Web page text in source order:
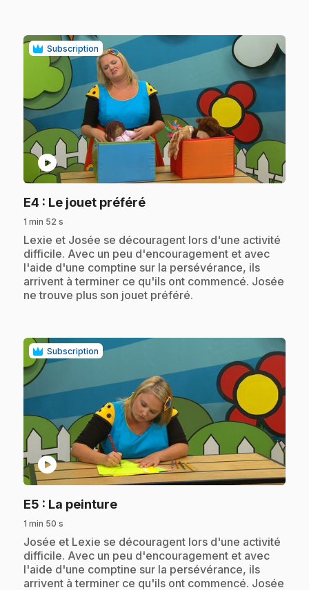
Subscription
play_circle
E4 : Le jouet préféré.
1 min 52 s
.Lexie et Josée se découragent lors d'une activité
difficile. Avec un peu d'encouragement et avec
l'aide d'une comptine sur la persévérance, ils
arrivent à terminer ce qu'ils ont commencé. Josée
ne trouve plus son jouet préféré.
Subscription
play_circle
E5 : La peinture.
1 min 50 s
.Josée et Lexie se découragent lors d'une activité
difficile. Avec un peu d'encouragement et avec
l'aide d'une comptine sur la persévérance, ils
arrivent à terminer ce qu'ils ont commencé. Josée